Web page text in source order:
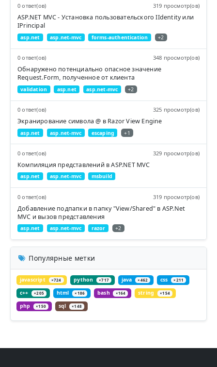
0 ответ(ов) 319 просмотр(ов)
ASP.NET MVC - Установка пользовательского IIdentity или
IPrincipal
asp.net asp.net-mvc forms-authentication +2
0 ответ(ов) 348 просмотр(ов)
Обнаружено потенциально опасное значение
Request.Form, полученное от клиента
validation asp.net asp.net-mvc +2
0 ответ(ов) 325 просмотр(ов)
Экранирование символа @ в Razor View Engine
asp.net asp.net-mvc escaping +1
0 ответ(ов) 329 просмотр(ов)
Компиляция представлений в ASP.NET MVC
asp.net asp.net-mvc msbuild
0 ответ(ов) 319 просмотр(ов)
Добавление подпапки в папку "View/Shared" в ASP.Net
MVC и вызов представления
asp.net asp.net-mvc razor +2
Популярные метки
javascript ×724 python ×717 java ×462 css ×211
c++ ×205 html ×186 bash ×164 string ×154
php ×150 sql ×148